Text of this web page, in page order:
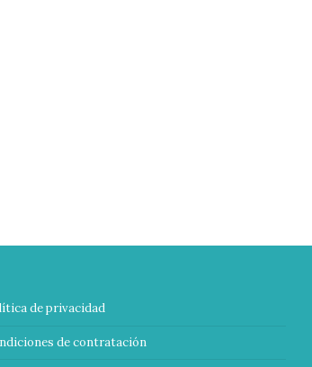
de privacidad
de contratación